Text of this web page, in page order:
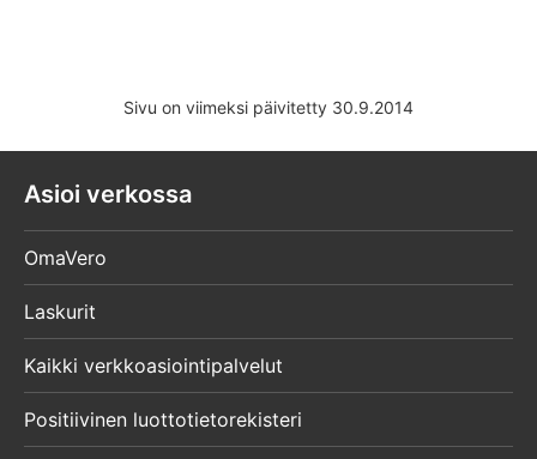
Sivu on viimeksi päivitetty 30.9.2014
Asioi verkossa
OmaVero
Laskurit
Kaikki verkkoasiointipalvelut
Positiivinen luottotietorekisteri